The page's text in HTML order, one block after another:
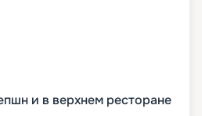
и в верхнем ресторане